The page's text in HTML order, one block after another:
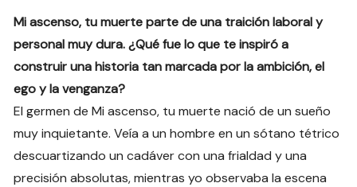
Mi ascenso, tu muerte parte de una traición laboral y
personal muy dura. ¿Qué fue lo que te inspiró a
construir una historia tan marcada por la ambición, el
ego y la venganza?
El germen de Mi ascenso, tu muerte nació de un sueño
muy inquietante. Veía a un hombre en un sótano tétrico
descuartizando un cadáver con una frialdad y una
precisión absolutas, mientras yo observaba la escena